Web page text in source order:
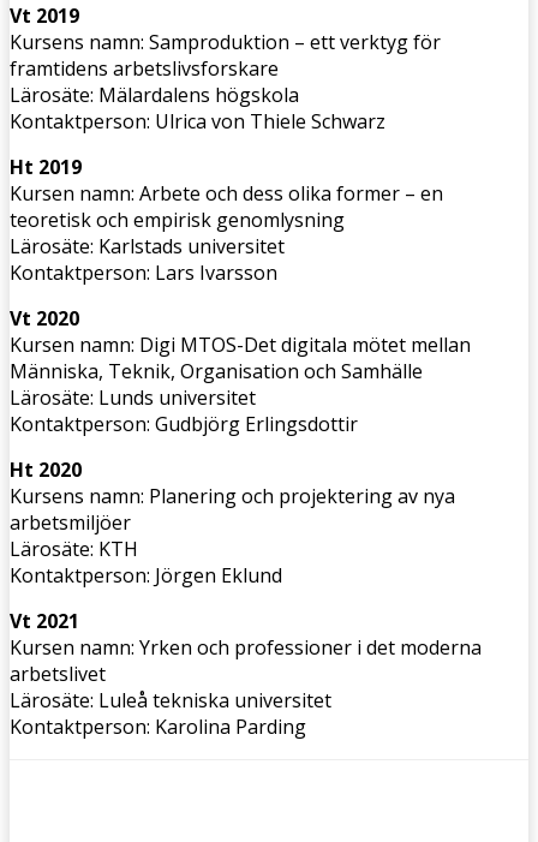
Vt 2019
Kursens namn: Samproduktion – ett verktyg för
framtidens arbetslivsforskare
Lärosäte: Mälardalens högskola
Kontaktperson: Ulrica von Thiele Schwarz
Ht 2019
Kursen namn: Arbete och dess olika former – en
teoretisk och empirisk genomlysning
Lärosäte: Karlstads universitet
Kontaktperson: Lars Ivarsson
Vt 2020
Kursen namn: Digi MTOS-Det digitala mötet mellan
Människa, Teknik, Organisation och Samhälle
Lärosäte: Lunds universitet
Kontaktperson: Gudbjörg Erlingsdottir
Ht 2020
Kursens namn: Planering och projektering av nya
arbetsmiljöer
Lärosäte: KTH
Kontaktperson: Jörgen Eklund
Vt 2021
Kursen namn: Yrken och professioner i det moderna
arbetslivet
Lärosäte: Luleå tekniska universitet
Kontaktperson: Karolina Parding